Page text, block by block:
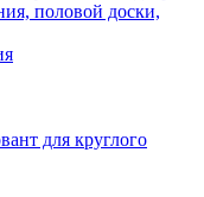
половой доски,
для круглого